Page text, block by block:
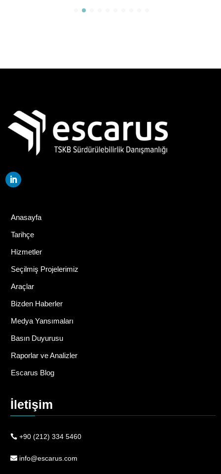
Anasayfa
Tarihçe
Hizmetler
Seçilmiş Projelerimiz
Araçlar
Bizden Haberler
Medya Yansımaları
Basın Duyurusu
Raporlar ve Analizler
Escarus Blog
İletişim
+90 (212) 334 5460
info@escarus.com